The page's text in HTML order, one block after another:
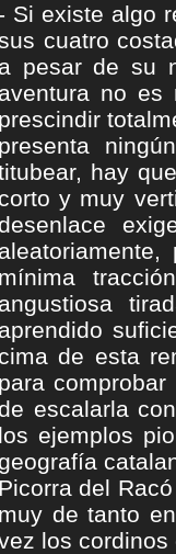
- Si existe algo
cuatro
a pesar de su
aventura no es
prescindir
presenta
hay
corto y muy
mínima
angustiosa
aprendido
cima de esta
para
escalarla
los ejemplos
Picorra del
muy de tanto
los cordinos